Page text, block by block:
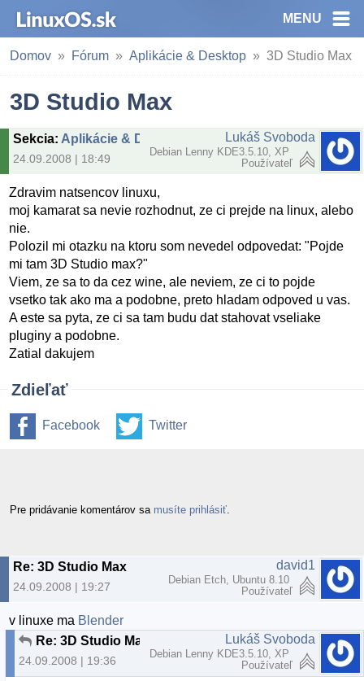
MENU
Domov Fórum Aplikácie & Desktop 3D Studio Max
3D Studio Max
Sekcia: Aplikácie & Desktop
24.09.2008 | 18:49
Lukáš Svoboda
Debian Lenny KDE3.5.10, XP
Používateľ
Zdravim natsencov linuxu,
moj kamarat sa nevie rozhodnut, ze ci prejde na linux, alebo
nie.
Polozil mi otazku na ktoru som nevedel odpovedat: "Pojde
mi tam 3D Studio max?"
Viem, ze sa to da cez wine, ale neviem, ze ci to pojde
vsetko tak ako ma a podobne, preto hladam odpoved u vas.
A este sa pyta, ze ci sa tam budu dat stahovat vseliake
pluginy a podobne.
Zatial dakujem
Zdieľať
Facebook Twitter
Pre pridávanie komentárov sa musíte prihlásiť
Re: 3D Studio Max
24.09.2008 | 19:27
david1
Debian Etch, Ubuntu 8.10
Používateľ
v linuxe ma Blender
Re: 3D Studio Max
24.09.2008 | 19:36
Lukáš Svoboda
Debian Lenny KDE3.5.10, XP
Používateľ